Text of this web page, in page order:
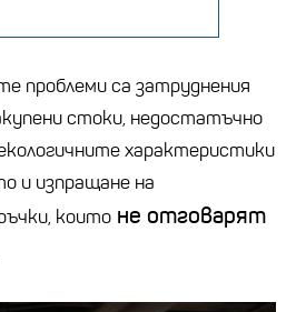
проблеми са затруднения
стоки, недостатъчно
характеристики
и изпращане на
които не отговарят